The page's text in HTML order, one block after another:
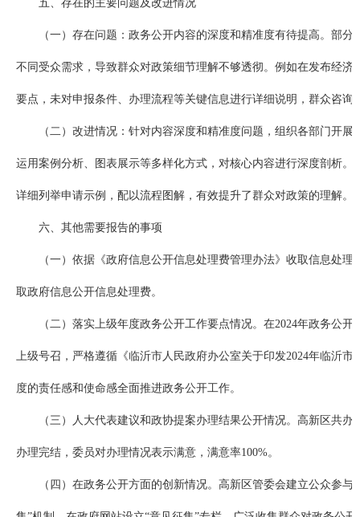
五、存在的主要问题及改进情况
（一）存在问题：政务公开内容的深度和精准度有待提高。部
不同受众需求，导致群众对政策细节理解不够透彻。例如在发布经济
要点，未对申报条件、办理流程等关键信息进行详细说明，群众咨询
（二）改进情况：针对内容深度和精准度问题，组织各部门开
运用案例分析、图表展示等多样化方式，对核心内容进行深度剖析。
详细列举申请示例，配以流程图解，有效提升了群众对政策的理解。
六、其他需要报告的事项
（一）依据《政府信息公开信息处理费管理办法》收取信息处
取政府信息公开信息处理费。
（二）落实上级年度政务公开工作要点情况。在2024年政务公
上级号召，严格遵循《临沂市人民政府办公室关于印发2024年临沂
度的责任感和使命感全面推进政务公开工作。
（三）人大代表建议和政协提案办理结果公开情况。高新区共
办理完结，委员对办理情况表示满意，满意率100%。
（四）在政务公开方面的创新情况。高新区管委会建立公众参